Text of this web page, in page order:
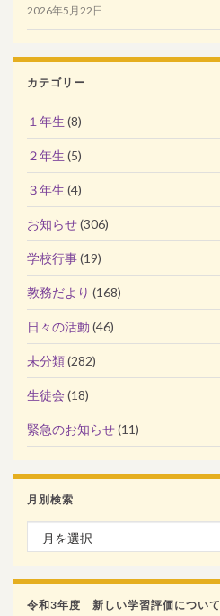
2026年5月22日
カテゴリー
１年生 (8)
２年生 (5)
３年生 (4)
お知らせ(306)
学校行事(19)
教務だより (168)
日々の活動 (46)
未分類(282)
生徒会 (18)
緊急のお知らせ(11)
月別検索
月別検索
令和3年度 新しい学習評価について